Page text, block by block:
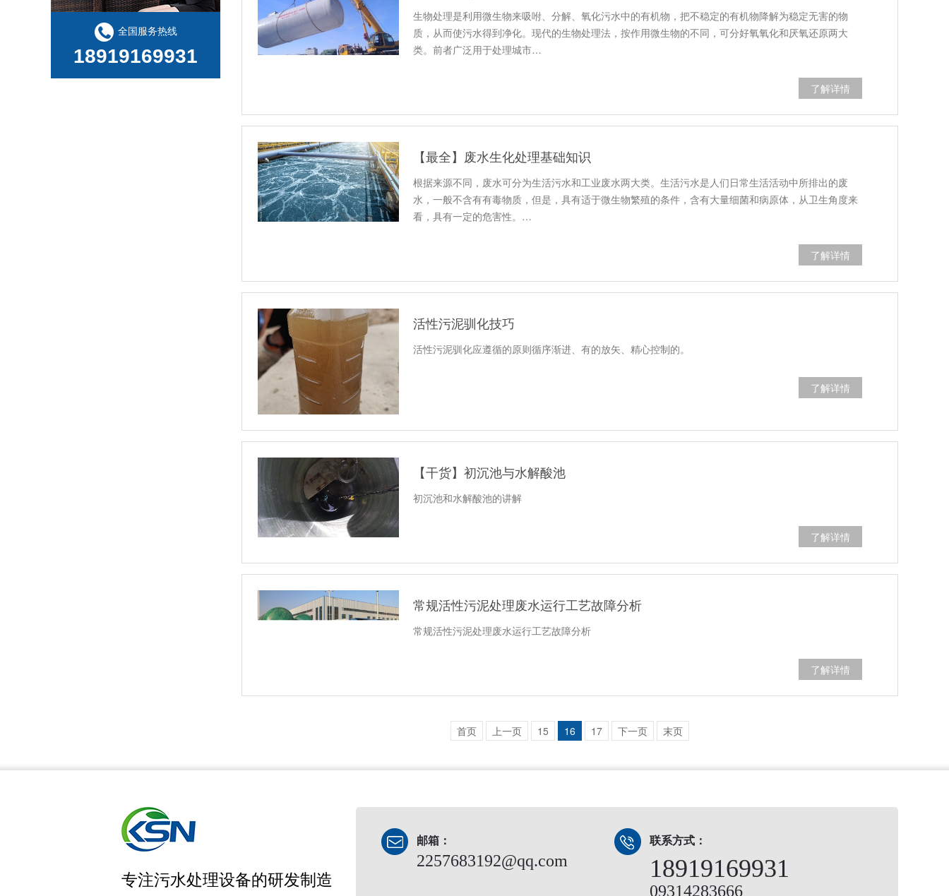
生物处理是利用微生物来吸咐、分解、氧化污水中的有机物，把不稳定的有机物降解为稳定无害的物
质，从而使污水得到净化。现代的生物处理法，按作用微生物的不同，可分好氧氧化和厌氧还原两大
类。前者广泛用于处理城市…
了解详情
【最全】废水生化处理基础知识
根据来源不同，废水可分为生活污水和工业废水两大类。生活污水是人们日常生活活动中所排出的废
水，一般不含有有毒物质，但是，具有适于微生物繁殖的条件，含有大量细菌和病原体，从卫生角度来
看，具有一定的危害性。…
了解详情
活性污泥驯化技巧
活性污泥驯化应遵循的原则循序渐进、有的放矢、精心控制的。
了解详情
【干货】初沉池与水解酸池
初沉池和水解酸池的讲解
了解详情
常规活性污泥处理废水运行工艺故障分析
常规活性污泥处理废水运行工艺故障分析
了解详情
首页 上一页 15 16 17 下一页 末页
一体化污水处理设备-介绍
全国服务热线
18919169931
专注污水处理设备的研发制造
邮箱：
2257683192@qq.com
联系方式：
18919169931
09314283666